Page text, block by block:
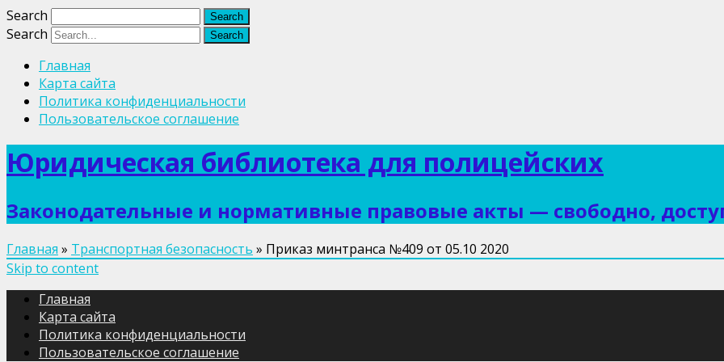
Search
Search
Главная
Карта сайта
Политика конфиденциальности
Пользовательское соглашение
Юридическая библиотека для полицейских
Законодательные и нормативные правовые акты — свободно,
Главная » Транспортная безопасность » Приказ минтранса №409 от 05.10 2020
Skip to content
Главная
Карта сайта
Политика конфиденциальности
Пользовательское соглашение